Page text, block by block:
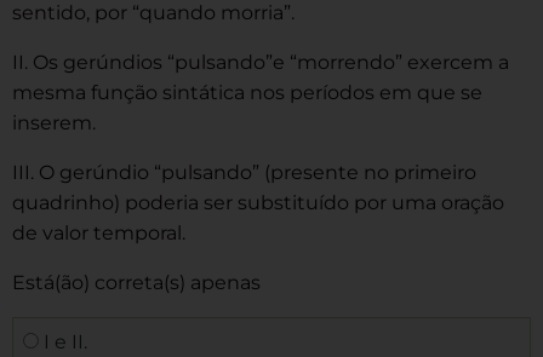
sentido, por “quando morria”.
II. Os gerúndios “pulsando”e “morrendo” exercem a
mesma função sintática nos períodos em que se
inserem.
III. O gerúndio “pulsando” (presente no primeiro
quadrinho) poderia ser substituído por uma oração
de valor temporal.
Está(ão) correta(s) apenas
I e II.